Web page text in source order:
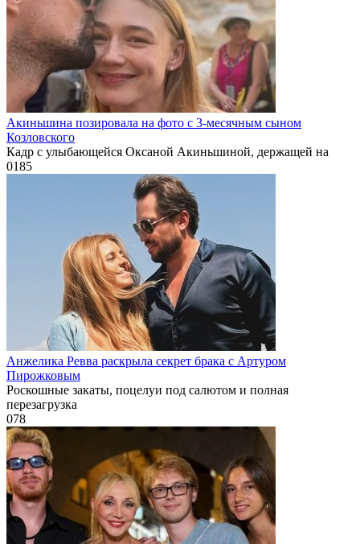
Акиньшина позировала на фото с 3-месячным сыном
Козловского
Кадр с улыбающейся Оксаной Акиньшиной, держащей на
0185
Анжелика Ревва раскрыла секрет брака с Артуром
Пирожковым
Роскошные закаты, поцелуи под салютом и полная
перезагрузка
078